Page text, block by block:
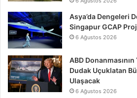
Asya’da Dengeleri
Singapur GCAP
6 Ağustos 2026
ABD
Dudak Uçuklatan
Ulaşacak
6 Ağustos 2026